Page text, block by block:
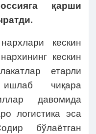
қарши
кескин
кескин
етарли
чиқара
давомида
логистика эса
бўлаётган